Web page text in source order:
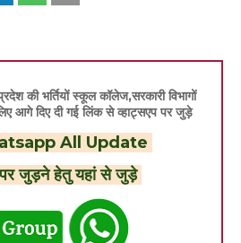
की भर्तियों स्कूल कॉलेज,सरकारी विभागों
आगे दिए दी गई लिंक से व्हाट्सएप पर जुड़े
All Update
पर जुड़ने हेतु यहां से जुड़े